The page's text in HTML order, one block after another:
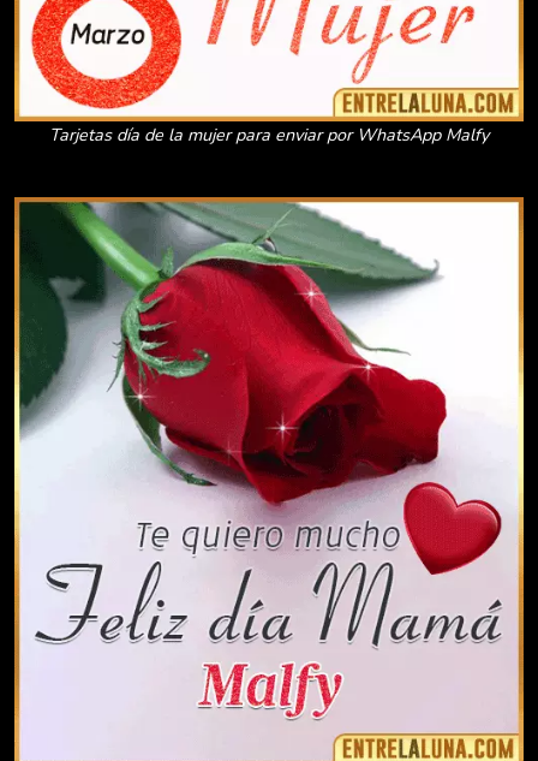
Tarjetas día de la mujer para enviar por WhatsApp Malfy